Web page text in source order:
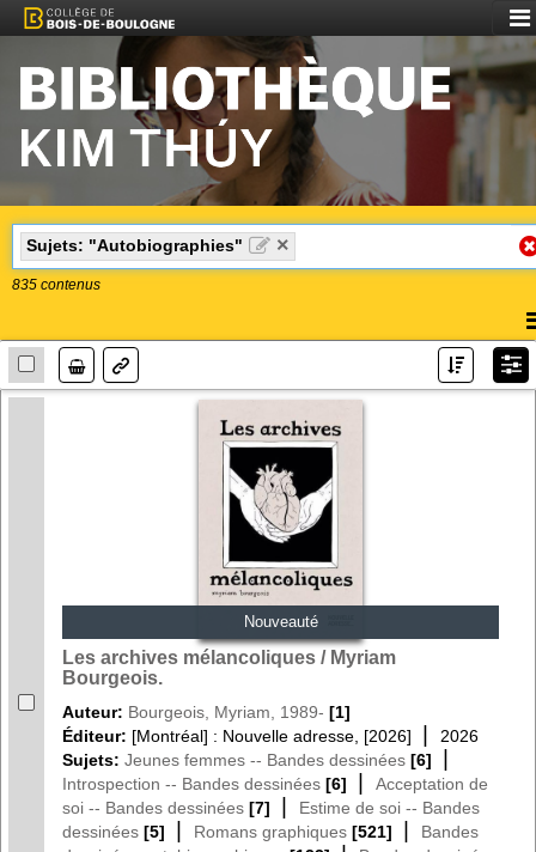
le
Sujets: "Autobiographies" ×
835 contenus
Lien
Nouveauté
Les archives mélancoliques / Myriam
Bourgeois.
Auteur: Bourgeois, Myriam, 1989- [1]
Éditeur: [Montréal] : Nouvelle adresse, [2026] |
2026
Sujets: Jeunes femmes -- Bandes dessinées [6] |
Introspection -- Bandes dessinées [6] |
Acceptation de
soi -- Bandes dessinées [7] |
Estime de soi -- Bandes
dessinées [5] | Romans graphiques [521] |
Bandes